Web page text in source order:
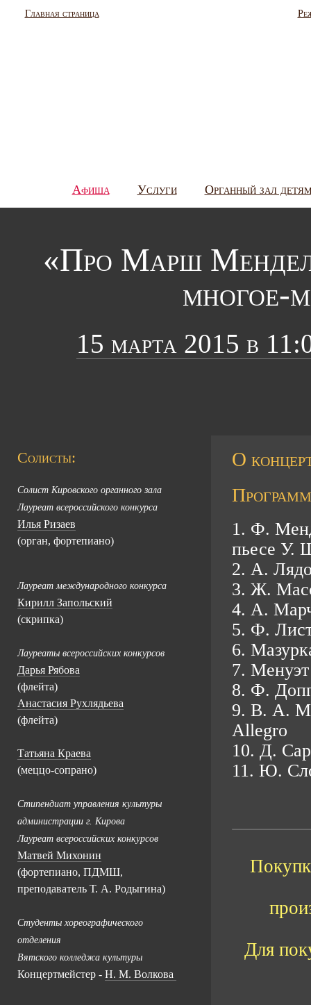
Главная страница
Афиша Услуги Органный зал
«Про Марш
многое-
15 марта 2015 в
Солисты:
Солист Кировского органного зала
Лауреат всероссийского конкурса
Илья Ризаев
(орган, фортепиано)
Лауреат международного конкурса
Кирилл Запольский
(скрипка)
Лауреаты всероссийских конкурсов
Дарья Рябова
(флейта)
Анастасия Рухлядьева
(флейта)
Татьяна Краева
(меццо-сопрано)
Стипендиат управления культуры
администрации г. Кирова
Лауреат всероссийских конкурсов
Матвей Михонин
(фортепиано, ПДМШ,
преподаватель Т. А. Родыгина)
Студенты хореографического
отделения
Вятского колледжа культуры
Концертмейстер - Н. М. Волкова
О
1. Ф.
пьесе У.
2. А.
3. Ж.
4. А.
5. Ф.
6.
7.
8. Ф.
9. В. А.
Allegro
10. Д.
11. Ю.
Для